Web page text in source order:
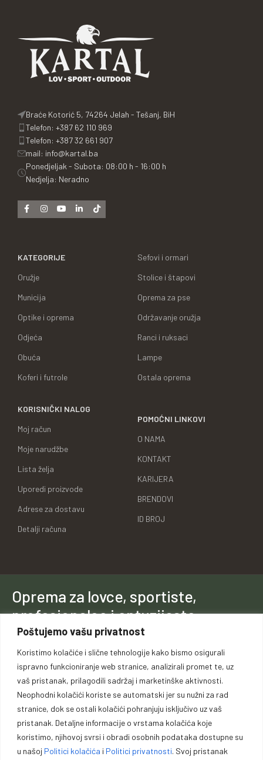
Poštujemo vašu privatnost
Koristimo kolačiće i slične tehnologije kako bismo osigurali
ispravno funkcioniranje web stranice, analizirali promet te, uz
vaš pristanak, prilagodili sadržaj i marketinške aktivnosti.
Neophodni kolačići koriste se automatski jer su nužni za rad
stranice, dok se ostali kolačići pohranjuju isključivo uz vaš
pristanak. Detaljne informacije o vrstama kolačića koje
koristimo, njihovoj svrsi i obradi osobnih podataka dostupne su
u našoj Politici kolačića i Politici privatnosti. Svoj pristanak
Braće Kotorić 5, 74264 Jelah - Tešanj, BiH
Telefon: +387 62 110 969
Telefon: +387 32 661 907
mail: info@kartal.ba
Ponedjeljak - Subota: 08:00 h - 16:00 h
Nedjelja: Neradno
KATEGORIJE
Oružje
Municija
Optike i oprema
Odjeća
Obuća
Koferi i futrole
Sefovi i ormari
Stolice i štapovi
Oprema za pse
Održavanje oružja
Ranci i ruksaci
Lampe
Ostala oprema
KORISNIČKI NALOG
Moj račun
Moje narudžbe
Lista želja
Uporedi proizvode
Adrese za dostavu
Detalji računa
POMOĆNI LINKOVI
O NAMA
KONTAKT
KARIJERA
BRENDOVI
ID BROJ
Oprema za lovce, sportiste,
profesionalce i entuzijaste.
Vrhunska opremu za lovce, sportiste, profesionalce i entuzijaste. U
opremu za lov, sport outdoor aktivnosti.